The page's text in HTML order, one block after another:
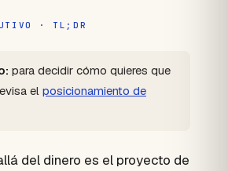
· TL;DR
para decidir cómo quieres que
el posicionamiento de
del dinero es el proyecto de